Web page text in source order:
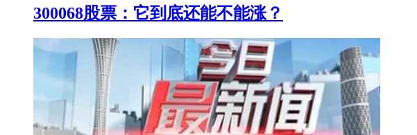
300068股票：它到底还能不能涨？